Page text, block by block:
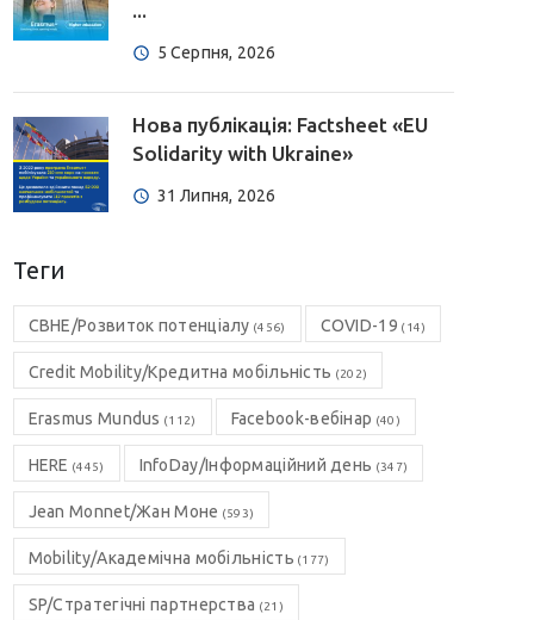
...
5 Серпня, 2026
Нова публікація: Factsheet «EU
Solidarity with Ukraine»
31 Липня, 2026
Теги
CBHE/Розвиток потенціалу (456) COVID-19 (14)
Credit Mobility/Кредитна мобільність (202)
Erasmus Mundus (112) Facebook-вебінар (40)
HERE (445) InfoDay/Інформаційний день (347)
Jean Monnet/Жан Моне (593)
Mobility/Академічна мобільність (177)
SP/Стратегічні партнерства (21)